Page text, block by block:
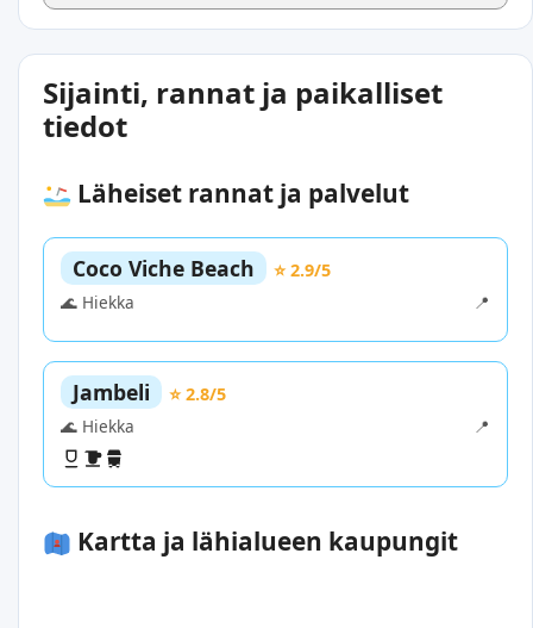
Sijainti, rannat ja paikalliset
tiedot
Läheiset rannat ja palvelut
Coco Viche Beach
⭐ 2.9/5
🌊 Hiekka
📍
Jambeli
⭐ 2.8/5
🌊 Hiekka
📍
Kartta ja lähialueen kaupungit